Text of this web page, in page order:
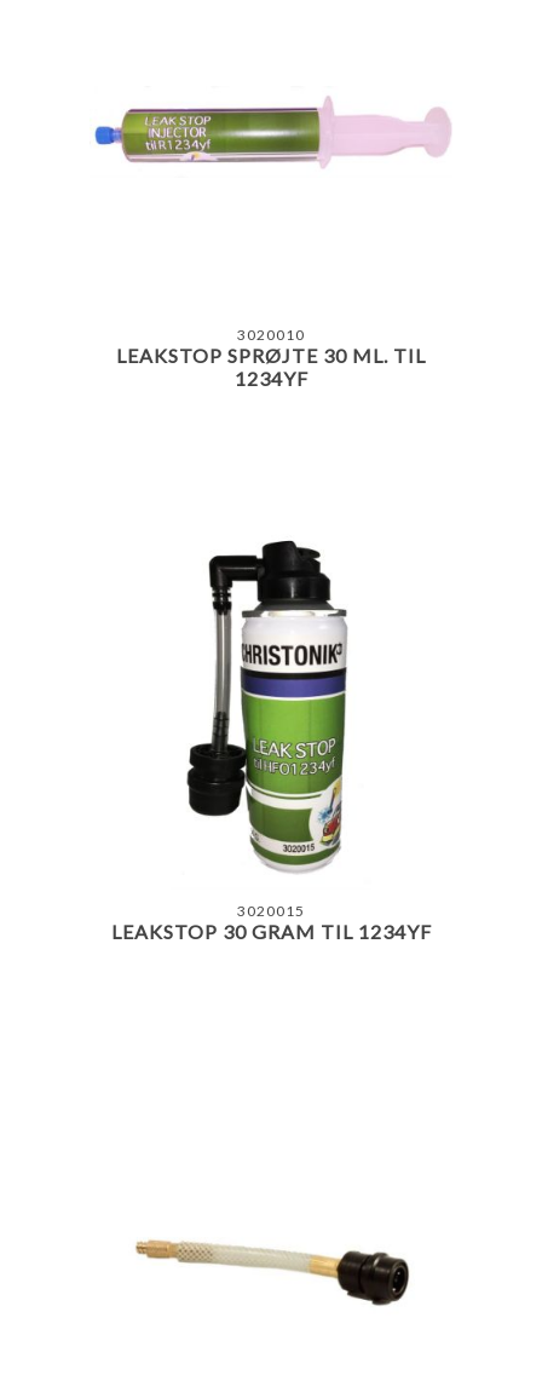
3020010
LEAKSTOP SPRØJTE 30 ML. TIL
1234YF
3020015
LEAKSTOP 30 GRAM TIL 1234YF